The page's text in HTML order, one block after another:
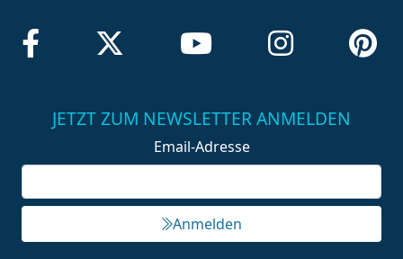
JETZT ZUM NEWSLETTER ANMELDEN
Email-Adresse
Anmelden